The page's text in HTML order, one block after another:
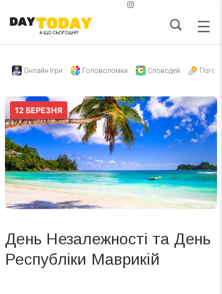
Онлайн Ігри Головоломки Словодей
День Незалежності та День
Республіки Маврикій